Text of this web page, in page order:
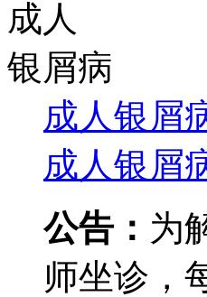
成人
银屑病
成人银屑
成人银屑
公告： 为
师坐诊，